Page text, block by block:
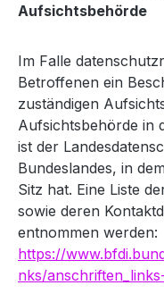
Aufsichtsbehörde
Im Falle
Betroffenen ein
zuständigen
Aufsichtsbehörde in
ist der
Bundeslandes, in
Sitz hat. Eine Liste
sowie deren
entnommen werden:
https://
nks/